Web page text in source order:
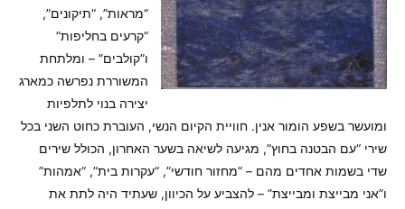
“מראות”, “תיקונים”,
“קרעים בחליפות”
ו”קולבים” – ומלתחת
המשוררת נפרשה כמארג
יצירה בנוי לתלפיות
ומועשר בשפע הומור אנין. חוויית הקיום הנשי, העוברת כחוט השני בכל
שירי “עם הבטנה בחוץ”, מגיעה לשיאה בשער האחרון, הכולל שירים
שדי בשמות אחדים מהם – “מחזור חודשי”, “עקרות בית”, “אמהות”
ו”אני מבייצת ומבייצת” – להצביע על הכיוון, שעתיד היה לתת את